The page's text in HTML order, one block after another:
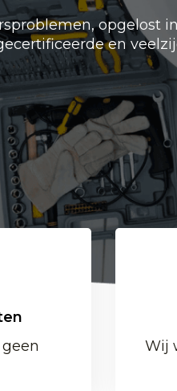
opgelost
en
Wij